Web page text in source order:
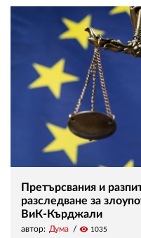
Претърсвания и
разследване за
ВиК-Кърджали
автор: Дума visibility 1035